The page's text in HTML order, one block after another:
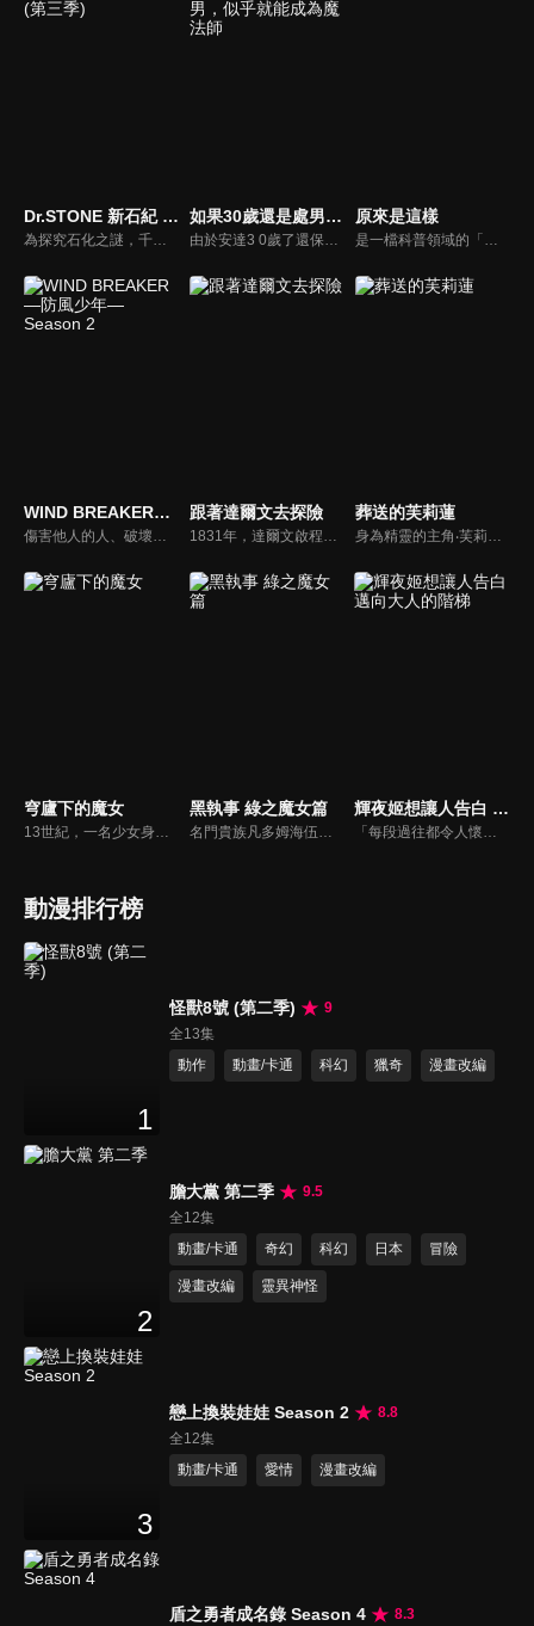
Dr.STONE 新石紀 (第三季)
為探究石化之謎，千空準備啟程至石化發生源南美洲，他們促進了農耕和畜牧技術，並完成引擎的帆船「珀爾修斯」。千空率領成員出航前往百夜等人曾經居住的島嶼「寶島」，與島上的統治者荊棘及其部下交戰，並奪得石化裝置、取得勝利。位於石神村的琉璃用無線電向千空詢問進展，但通訊卻遭到攔劫...。
如果30歲還是處男，似乎就能成為魔法師
由於安達3 0歲了還保有處男之身,因此變得能使用魔法。他得到的是「只要接觸就能讀取人心」這般多餘又樸素的 魔法之力。這樣的某日,他無意間讀取到工作優秀的同期帥哥同事─ ─黑澤的心,黑澤的心中,充滿了對安達的無限愛戀! ?
原來是這樣
是一檔科普領域的「小節目」，面對新媒體時代的「大挑戰」，節目以創新為引領，探索科普領域傳播規律，實現科普作品創作的新突圍。
WIND BREAKER—防風少年— Season 2
傷害他人的人、破壞事物的人、帶著惡意而來的人——無論是誰，都會被「防風鈴」徹底清除！以超不良校而聞名的風鈴高中。為奪取這所學校的頂點，來自城外的高一新生——櫻遙。然而，現在的風鈴高中已成為了名為「防風鈴」的組織，櫻的頂點之道開始改變。作為級長，為了守護而戰鬥的櫻，邁向新的舞台！
跟著達爾文去探險
1831年，達爾文啟程進行了有史以來最重要的科學之旅；180年後，他的曾曾孫女莎拉追隨他的腳步，了解達爾文探索過的世界有何變化。
葬送的芙莉蓮
身為精靈的主角‧芙莉蓮對於時間的概念有別於常人，透過老友的相繼離世讓她反省過去的自己，開始試著去關心身邊的人事物。藉由她的冒險之旅來探討生命的意義。
穹廬下的魔女
13世紀，一名少女身處伊朗的奴隸市場。這是一個將遼闊大陸操弄於股掌間的一位魔女的故事。失去母親，又被迫遠離故鄉的希塔拉，年紀尚幼，既沒有獨自生存的能力，也沒有未來的希望。這樣的她，被心地善良的學者一家的夫人法蒂瑪收留。「只要透過學習變聰明，不管遇到什麼困擾，都會知道怎麼做才是最好的」法蒂瑪的兒子穆罕默德的一番話觸動了希塔拉。她明白了「知」的可能性與重要性，開始充實自己的學識。她夢想著有朝一日能追上踏上求知之旅的穆罕默德。就在此時，由皇帝成吉思汗所統治，地表最強的「蒙古帝國」正不斷向他國發動侵略，勢力與日俱增。那永無止境的野心，終於也波及了希塔拉居住的城市。在帝國第四皇子拖雷的侵略下，安穩的日子畫上了句點。失去一切的希塔拉，發誓要向這個深不可測的強國復仇。
黑執事 綠之魔女篇
名門貴族凡多姆海伍家族的執事，賽巴斯欽·米卡艾利斯，與年僅13歲的主人謝爾・凡多姆海伍一同擔任“女王的看門犬”，處理黑暗社會中的骯髒事務。奉女王之命，賽巴斯欽與謝爾前往德國調查一連串離奇的死亡事件。在追查被傳言“只要踏入便會遭詛咒而死”的“狼人之森”真相時，駭人的詛咒悄然降臨。
輝夜姬想讓人告白 邁向大人的階梯
「每段過往都令人懷念，全都是無可取代的寶貴回憶。」秀知院學園是秀才雲集的菁英學校，在學生會中擔任學生會副會長・四宮輝夜遇見了學生會長・白銀御行。兩人歷經漫長的戀愛頭腦戰，最後終於開始交往……。時光流逝，輝夜獨自在房內翻閱相簿。相簿內都是她與白銀及秀知院學園的夥伴們一起度過的回憶照片。沉浸在回憶之中的輝夜每翻過一頁，回憶就湧上她的心頭。
動漫排行榜
1
怪獸8號 (第二季)
9
全13集
動作
動畫/卡通 科幻 獵奇 漫畫改編
2
膽大黨 第二季
9.5
全12集
動畫/卡通
奇幻 科幻 日本 冒險
漫畫改編 靈異神怪
3
戀上換裝娃娃 Season 2
8.8
全12集
動畫/卡通
愛情 漫畫改編
盾之勇者成名錄 Season 4
8.3